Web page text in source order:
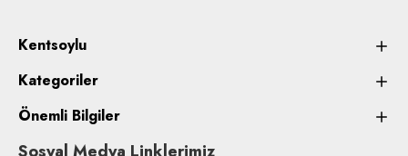
Kentsoylu
Kategoriler
Önemli Bilgiler